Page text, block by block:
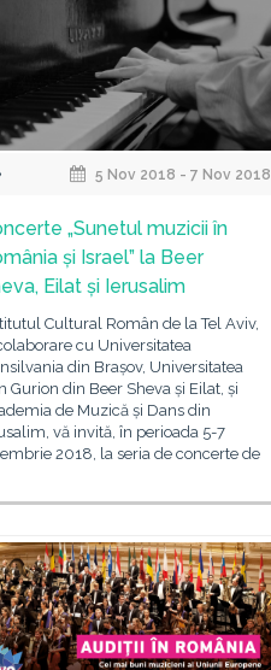
5 Nov 2018 - 7 Nov 2018
„Sunetul muzicii în
și Israel” la Beer
Eilat și Ierusalim
Cultural Român de la Tel Aviv,
cu Universitatea
din Brașov, Universitatea
Gurion din Beer Sheva și Eilat, și
de Muzică și Dans din
vă invită, în perioada 5-7
2018, la seria de concerte de